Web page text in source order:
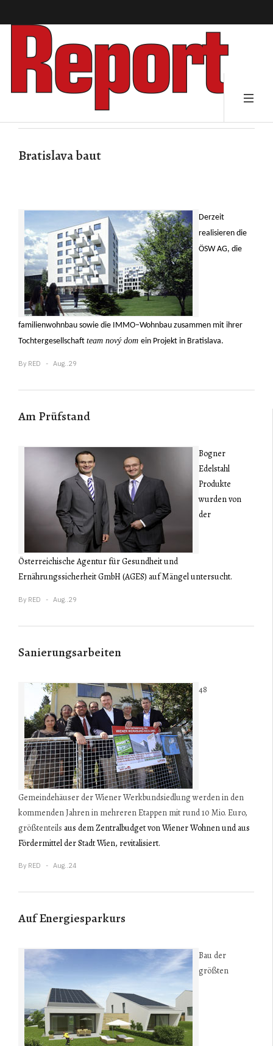
Bratislava baut
Derzeit
realisieren die
ÖSW AG, die
familienwohnbau sowie die IMMO–Wohnbau zusammen mit ihrer
Tochtergesellschaft team nový dom ein Projekt in Bratislava.
By RED Aug..29
Am Prüfstand
Bogner
Edelstahl
Produkte
wurden von
der
Österreichische Agentur für Gesundheit und
Ernährungssicherheit GmbH (AGES) auf Mängel untersucht.
By RED Aug..29
Sanierungsarbeiten
48
Gemeindehäuser der Wiener Werkbundsiedlung werden in den
kommenden Jahren in mehreren Etappen mit rund 10 Mio. Euro,
größtenteils aus dem Zentralbudget von Wiener Wohnen und aus
Fördermittel der Stadt Wien, revitalisiert.
By RED Aug..24
Auf Energiesparkurs
Bau der
größten